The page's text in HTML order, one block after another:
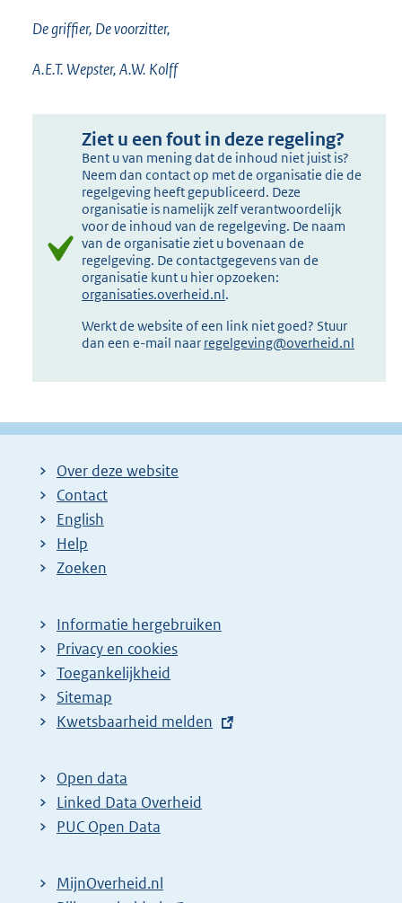
De griffier, De voorzitter,
A.E.T. Wepster, A.W. Kolff
Ziet u een fout in deze regeling?
Bent u van mening dat de inhoud niet juist is?
Neem dan contact op met de organisatie die de
regelgeving heeft gepubliceerd. Deze
organisatie is namelijk zelf verantwoordelijk
voor de inhoud van de regelgeving. De naam
van de organisatie ziet u bovenaan de
regelgeving. De contactgegevens van de
organisatie kunt u hier opzoeken:
organisaties.overheid.nl.
Werkt de website of een link niet goed? Stuur
dan een e-mail naar regelgeving@overheid.nl
Over deze website
Contact
English
Help
Zoeken
Informatie hergebruiken
Privacy en cookies
Toegankelijkheid
Sitemap
E
t
e
r
l
Kwetsbaarheid melden
Open data
Linked Data Overheid
PUC Open Data
MijnOverheid.nl